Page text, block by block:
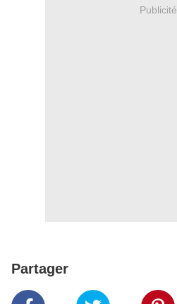
Publicité
Partager